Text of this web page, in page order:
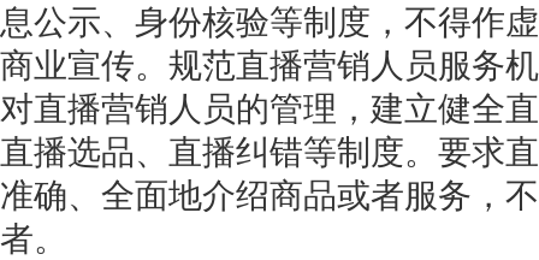
息公示、身份核验等制度，不得作
商业宣传。规范直播营销人员服务
对直播营销人员的管理，建立健全
直播选品、直播纠错等制度。要求
准确、全面地介绍商品或者服务，
者。